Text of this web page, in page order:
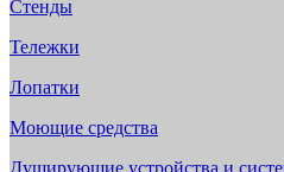
Стенды
Тележки
Лопатки
Моющие средства
Душирующие устройства и